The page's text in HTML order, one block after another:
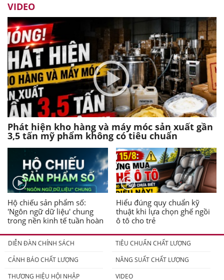
VIDEO
Phát hiện kho hàng và máy móc sản xuất gần
3,5 tấn mỹ phẩm không có tiêu chuẩn
Hộ chiếu sản phẩm số:
'Ngôn ngữ dữ liệu' chung
trong nền kinh tế tuần hoàn
Hiểu đúng quy chuẩn kỹ
thuật khi lựa chọn ghế ngồi
ô tô cho trẻ
DIỄN ĐÀN CHÍNH SÁCH
TIÊU CHUẨN CHẤT LƯỢNG
CẢNH BÁO CHẤT LƯỢNG
NĂNG SUẤT CHẤT LƯỢNG
THƯƠNG HIỆU HỘI NHẬP
VIDEO